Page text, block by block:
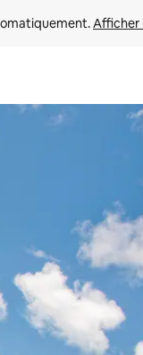
Afficher